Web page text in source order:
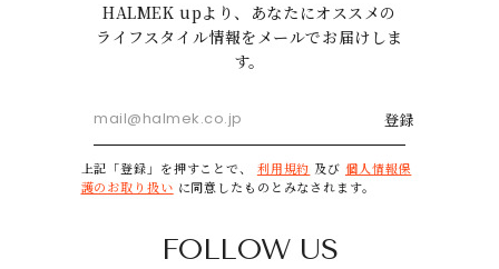
HALMEK upより、あなたにオススメの
ライフスタイル情報をメールでお届けしま
す。
登録
上記「登録」を押すことで、 利用規約 及び 個人情報保
護のお取り扱い に同意したものとみなされます。
FOLLOW US